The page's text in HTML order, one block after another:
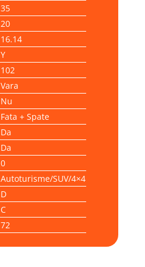
35
20
16.14
Y
102
Vara
Nu
Fata + Spate
Da
Da
0
Autoturisme/SUV/4×4
D
C
72